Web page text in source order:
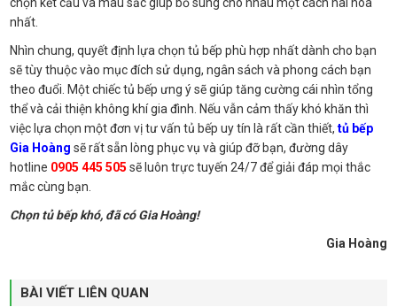
nhất.
Nhìn chung, quyết định lựa chọn tủ bếp phù hợp nhất dành cho bạn
sẽ tùy thuộc vào mục đích sử dụng, ngân sách và phong cách bạn
theo đuổi. Một chiếc tủ bếp ưng ý sẽ giúp tăng cường cái nhìn tổng
thể và cải thiện không khí gia đình. Nếu vẫn cảm thấy khó khăn thì
việc lựa chọn một đơn vị tư vấn tủ bếp uy tín là rất cần thiết,tủ bếp
Gia Hoàng sẽ rất sẵn lòng phục vụ và giúp đỡ bạn, đường dây
hotline 0905 445 505 sẽ luôn trực tuyến 24/7 để giải đáp mọi thắc
mắc cùng bạn.
Chọn tủ bếp khó, đã có Gia Hoàng!
Gia Hoàng
BÀI VIẾT LIÊN QUAN